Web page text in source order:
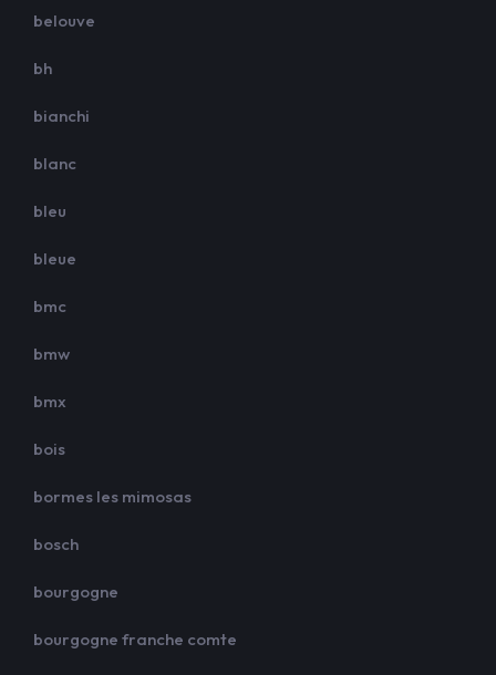
belouve
bh
bianchi
blanc
bleu
bleue
bmc
bmw
bmx
bois
bormes les mimosas
bosch
bourgogne
bourgogne franche comte